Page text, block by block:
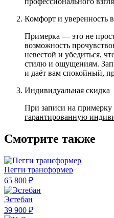
Комфорт и уверенность
Примерка — это не
возможность
невестой и убедиться,
стилю и ощущениям.
и даёт вам спокойный,
Индивидуальная скидка
При записи на примерку
гарантированную
Смотрите также
Пегги трансформер
65 800 ₽
Эстебан
39 900 ₽